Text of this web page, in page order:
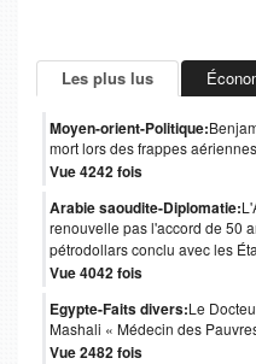
Les plus lus
Moyen-orient-Politique:
mort lors des frappes
Vue 4242 fois
Arabie saoudite-Diplomatie:
renouvelle pas l'accord de 50
pétrodollars conclu avec les
Vue 4042 fois
Egypte-Faits divers:Le
Mashali « Médecin des
Vue 2482 fois